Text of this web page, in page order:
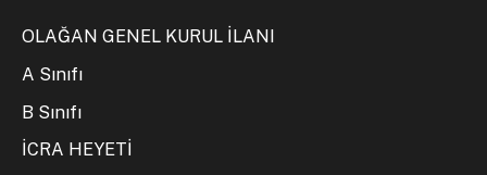
OLAĞAN GENEL KURUL İLANI
A Sınıfı
B Sınıfı
İCRA HEYETİ